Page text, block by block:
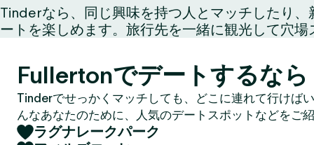
Tinderなら、同じ興味を持つ人とマッチしたり
ートを楽しめます。旅行先を一緒に観光して穴
Fullertonでデートするなら
Tinderでせっかくマッチしても、どこに連れて行けば
んなあなたのために、人気のデートスポットなどをご
ラグナレークパーク